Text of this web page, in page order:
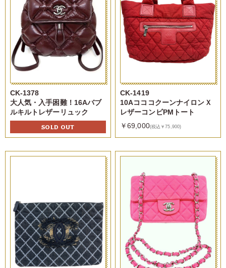
CK-1378
大人気・入手困難！16Aバブ
ルキルトレザーリュック
SOLD OUT
CK-1419
10AコココクーンナイロンＸ
レザーコンビPMトート
￥69,000(税込￥75,900)